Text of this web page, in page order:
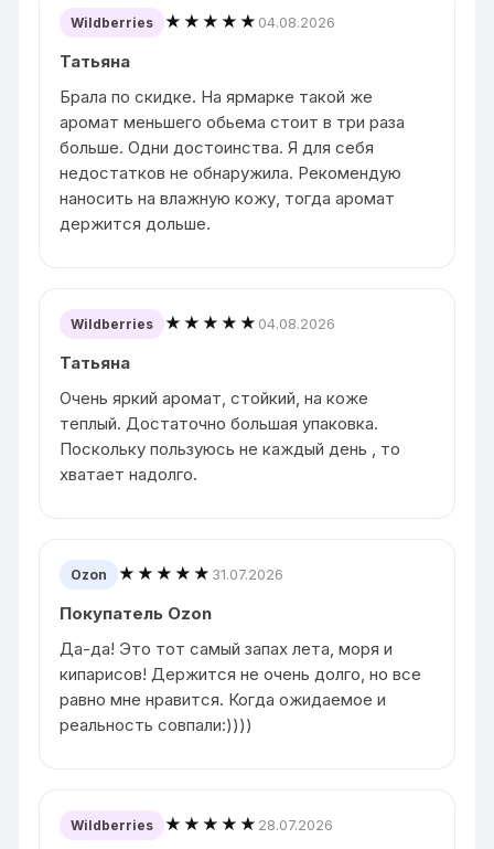
Wildberries ★★★★★ 04.08.2026
Татьяна
Брала по скидке. На ярмарке такой же
аромат меньшего обьема стоит в три раза
больше. Одни достоинства. Я для себя
недостатков не обнаружила. Рекомендую
наносить на влажную кожу, тогда аромат
держится дольше.
Wildberries ★★★★★ 04.08.2026
Татьяна
Очень яркий аромат, стойкий, на коже
теплый. Достаточно большая упаковка.
Поскольку пользуюсь не каждый день , то
хватает надолго.
Ozon ★★★★★ 31.07.2026
Покупатель Ozon
Да-да! Это тот самый запах лета, моря и
кипарисов! Держится не очень долго, но все
равно мне нравится. Когда ожидаемое и
реальность совпали:))))
Wildberries ★★★★★ 28.07.2026